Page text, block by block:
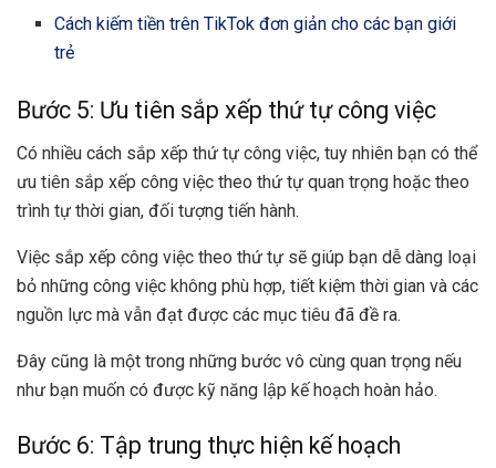
Cách kiếm tiền trên TikTok đơn giản cho các bạn giới
trẻ
Bước 5: Ưu tiên sắp xếp thứ tự công việc
Có nhiều cách sắp xếp thứ tự công việc, tuy nhiên bạn có thể
ưu tiên sắp xếp công việc theo thứ tự quan trọng hoặc theo
trình tự thời gian, đối tượng tiến hành.
Việc sắp xếp công việc theo thứ tự sẽ giúp bạn dễ dàng loại
bỏ những công việc không phù hợp, tiết kiệm thời gian và các
nguồn lực mà vẫn đạt được các mục tiêu đã đề ra.
Đây cũng là một trong những bước vô cùng quan trọng nếu
như bạn muốn có được kỹ năng lập kế hoạch hoàn hảo.
Bước 6: Tập trung thực hiện kế hoạch